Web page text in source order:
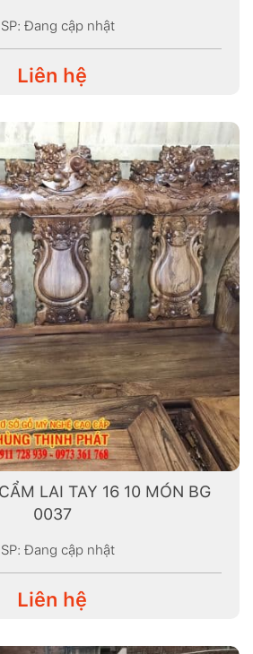
Đang cập nhật
Liên hệ
LAI TAY 16 10 MÓN BG
0037
Đang cập nhật
Liên hệ